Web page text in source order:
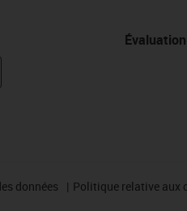
Évaluation
données Politique relative aux